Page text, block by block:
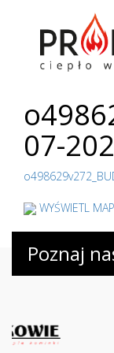
07-
WYŚWIETL
Poznaj